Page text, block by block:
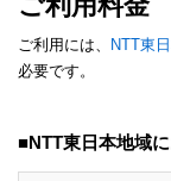
ご利用には、 NTT東
必要です。
■NTT東日本地域